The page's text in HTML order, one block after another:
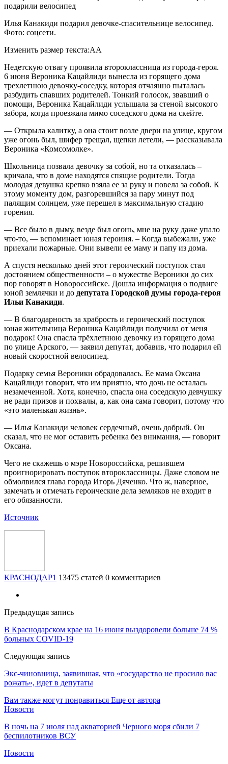
Илья Канакиди подарил девочке-спасительнице велосипед.
Фото: соцсети.
Изменить размер текста:AA
Недетскую отвагу проявила второклассница из города-героя.
6 июня Вероника Кацайлиди вынесла из горящего дома
трехлетнюю девочку-соседку, которая отчаянно пыталась
разбудить спавших родителей. Тонкий голосок, звавший о
помощи, Вероника Кацайлиди услышала за стеной высокого
забора, когда проезжала мимо соседского дома на скейте.
— Открыла калитку, а она стоит возле двери на улице, кругом
уже огонь был, шифер трещал, щепки летели, — рассказывала
Вероника «Комсомолке».
Школьница позвала девочку за собой, но та отказалась –
кричала, что в доме находятся спящие родители. Тогда
молодая девушка крепко взяла ее за руку и повела за собой. К
этому моменту дом, разгоревшийся за пару минут под
палящим солнцем, уже перешел в максимальную стадию
горения.
— Все было в дыму, везде был огонь, мне на руку даже упало
что-то, — вспоминает юная героиня. – Когда выбежали, уже
приехали пожарные. Они вывели ее маму и папу из дома.
А спустя несколько дней этот героический поступок стал
достоянием общественности – о мужестве Вероники до сих
пор говорят в Новороссийске. Дошла информация о подвиге
юной землячки и до депутата Городской думы города-героя
Ильи Канакиди.
— В благодарность за храбрость и героический поступок
юная жительница Вероника Кацайлиди получила от меня
подарок! Она спасла трёхлетнюю девочку из горящего дома
по улице Арского, — заявил депутат, добавив, что подарил ей
новый скоростной велосипед.
Подарку семья Вероники обрадовалась. Ее мама Оксана
Кацайлиди говорит, что им приятно, что дочь не осталась
незамеченной. Хотя, конечно, спасла она соседскую девчушку
не ради призов и похвалы, а, как она сама говорит, потому что
«это маленькая жизнь».
— Илья Канакиди человек сердечный, очень добрый. Он
сказал, что не мог оставить ребенка без внимания, — говорит
Оксана.
Чего не скажешь о мэре Новороссийска, решившем
проигнорировать поступок второклассницы. Даже словом не
обмолвился глава города Игорь Дяченко. Что ж, наверное,
замечать и отмечать героические дела земляков не входит в
его обязанности.
Источник
КРАСНОДАР1 13475 статей 0 комментариев
Предыдущая запись
В Краснодарском крае на 16 июня выздоровели больше 74 %
больных COVID-19
Следующая запись
Экс-чиновница, заявившая, что «государство не просило вас
рожать», идет в депутаты
Вам также могут понравиться Еще от автора
Новости
В ночь на 7 июля над акваторией Черного моря сбили 7
беспилотников ВСУ
Новости